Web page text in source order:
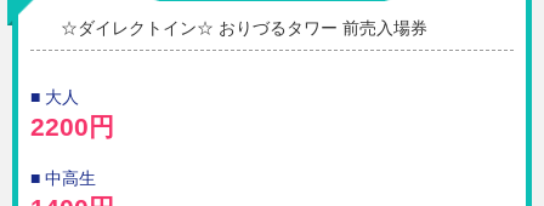
☆ダイレクトイン☆ おりづるタワー 前売入場券
■ 大人
2200円
■ 中高生